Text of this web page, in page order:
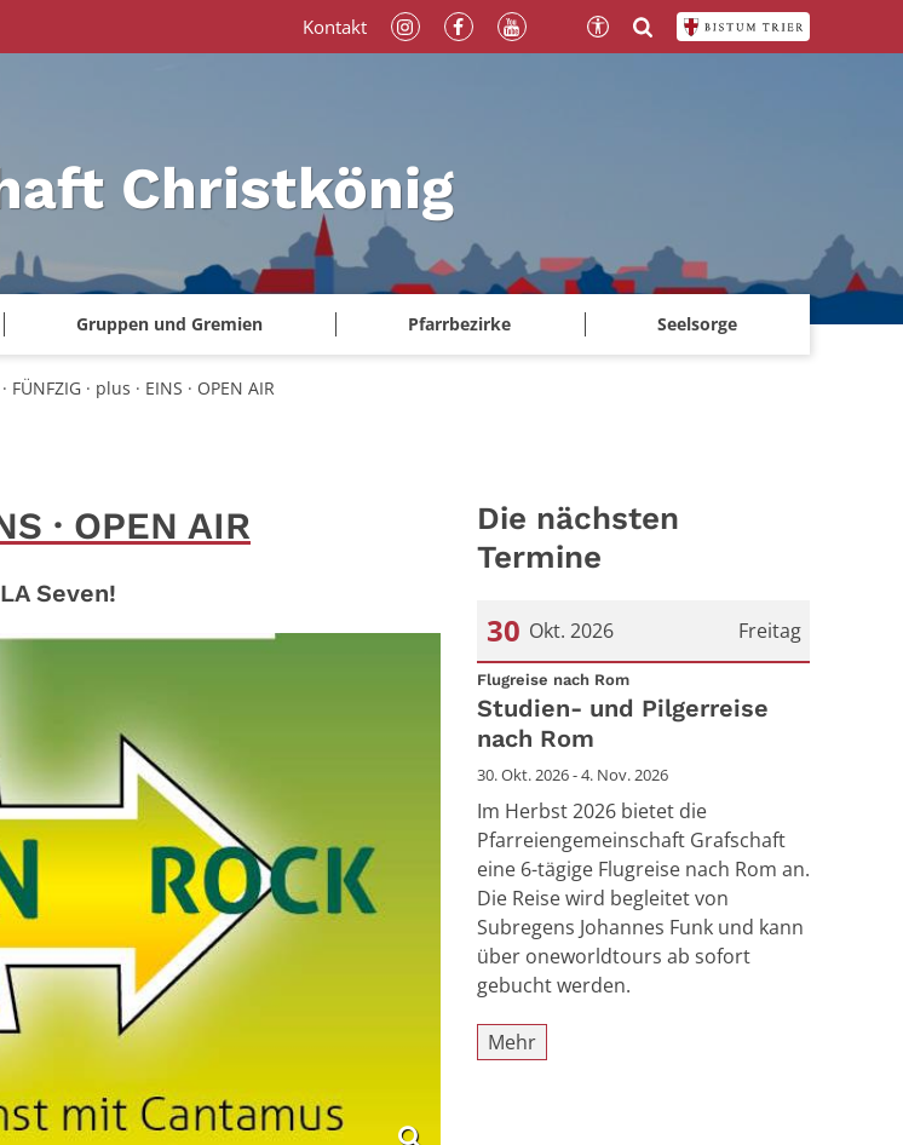
Christkönig
Gruppen und Gremien Pfarrbezirke Seelsorge
Kontakt
FÜNFZIG · plus · EINS · OPEN AIR
· OPEN AIR
Seven!
Die nächsten
Termine
Freitag
30 Okt. 2026
Datum: 30. Oktober 2026
Flugreise nach Rom:
Studien- und Pilgerreise
nach Rom
30. Okt. 2026 - 4. Nov. 2026
Im Herbst 2026 bietet die
Pfarreiengemeinschaft Grafschaft
eine 6-tägige Flugreise nach Rom an.
Die Reise wird begleitet von
Subregens Johannes Funk und kann
über oneworldtours ab sofort
gebucht werden.
Mehr